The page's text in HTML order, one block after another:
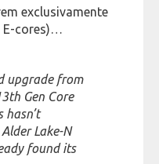
exclusivamente
E-cores)…
upgrade from
Gen Core
hasn’t
Lake-N
found its